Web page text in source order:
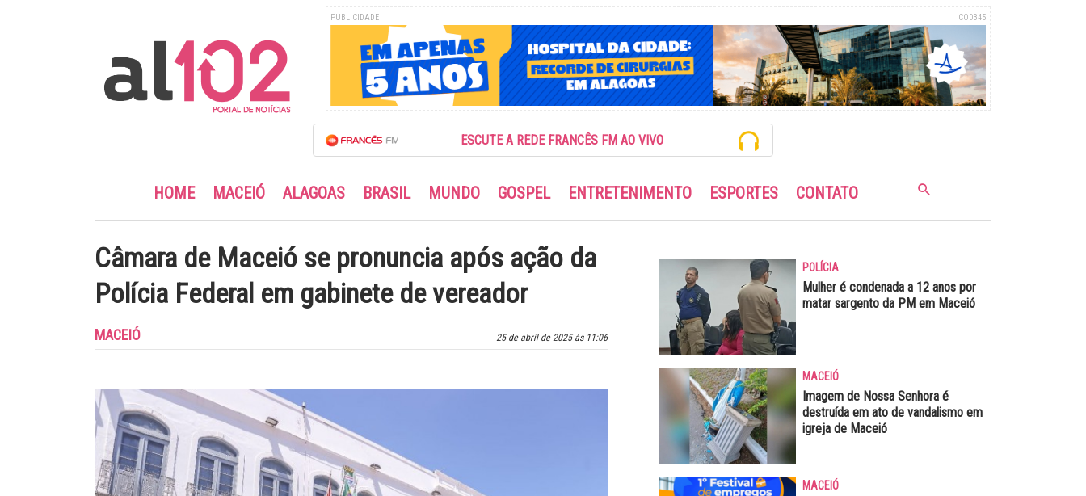
PUBLICIDADE COD345
ESCUTE A REDE FRANCÊS FM AO VIVO
HOME MACEIÓ ALAGOAS BRASIL MUNDO GOSPEL ENTRETENIMENTO ESPORTES CONTATO
Câmara de Maceió se pronuncia após ação da
Polícia Federal em gabinete de vereador
25 de abril de 2025 às 11:06
MACEIÓ
POLÍCIA
Mulher é condenada a 12 anos por
matar sargento da PM em Maceió
MACEIÓ
Imagem de Nossa Senhora é
destruída em ato de vandalismo em
igreja de Maceió
MACEIÓ